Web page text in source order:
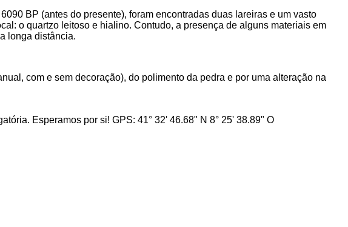
BP (antes do presente), foram encontradas duas lareiras e um vasto
o quartzo leitoso e hialino. Contudo, a presença de alguns materiais em
longa distância.
com e sem decoração), do polimento da pedra e por uma alteração na
Esperamos por si! GPS: 41° 32' 46.68" N 8° 25' 38.89" O